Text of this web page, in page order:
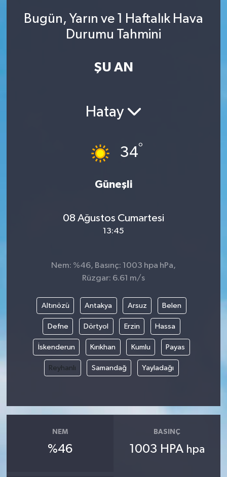
Bugün, Yarın ve 1 Haftalık Hava
Durumu Tahmini
ŞU AN
Hatay
34°
Güneşli
08 Ağustos Cumartesi
13:45
Nem: %46, Basınç: 1003 hpa hPa,
Rüzgar: 6.61 m/s
Altınözü Antakya Arsuz Belen
Defne Dörtyol Erzin Hassa
İskenderun Kırıkhan Kumlu Payas
Reyhanlı Samandağ Yayladağı
NEM
%46
BASINÇ
1003 HPA hpa